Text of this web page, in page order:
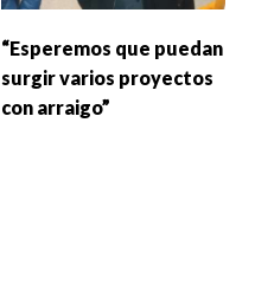
“Esperemos que puedan
surgir varios proyectos
con arraigo”